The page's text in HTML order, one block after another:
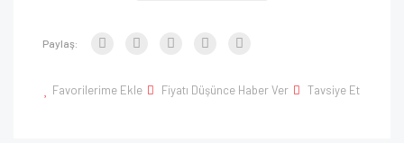
Paylaş:
Favorilerime Ekle Fiyatı Düşünce Haber Ver Tavsiye Et